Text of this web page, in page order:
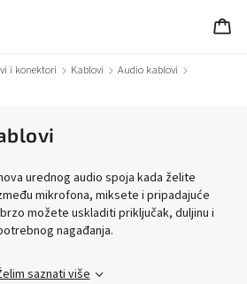
i konektori / Kablovi / Audio kablovi /
urednog audio spoja kada želite
mikrofona, miksete i pripadajuće
možete uskladiti priključak, duljinu i
nagađanja.
saznati više